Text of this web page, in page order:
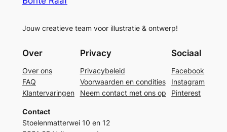
Jouw creatieve team voor illustratie & ontwerp!
Over
Over ons
FAQ
Klantervaringen
Privacy
Privacybeleid
Voorwaarden en condities
Neem contact met ons op
Sociaal
Facebook
Instagram
Pinterest
Contact
Stoelenmatterwei 10 en 12